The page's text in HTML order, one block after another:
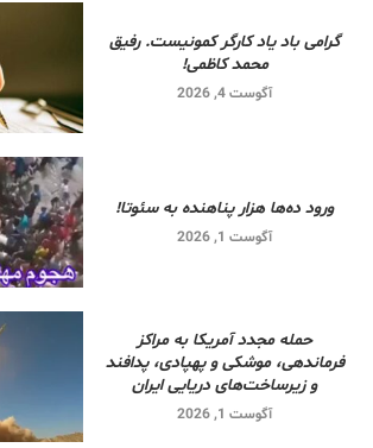
گرامی باد یاد کارگر کمونیست. رفیق
محمد کاظمی!
آگوست 4, 2026
ورود ده‌ها هزار پناهنده به سئوتا!
آگوست 1, 2026
حمله مجدد آمریکا به مراکز
فرماندهی، موشکی و پهپادی، پدافند
و زیرساخت‌های دریایی ایران
آگوست 1, 2026